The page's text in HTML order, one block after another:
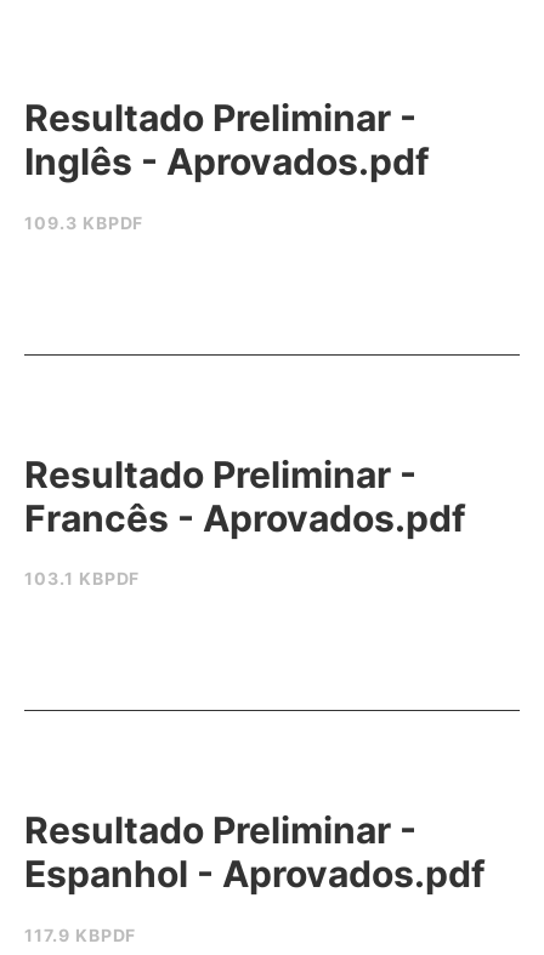
109.3 KBPDF
Resultado Preliminar -
Inglês - Aprovados.pdf
103.1 KBPDF
Resultado Preliminar -
Francês - Aprovados.pdf
117.9 KBPDF
Resultado Preliminar -
Espanhol - Aprovados.pdf